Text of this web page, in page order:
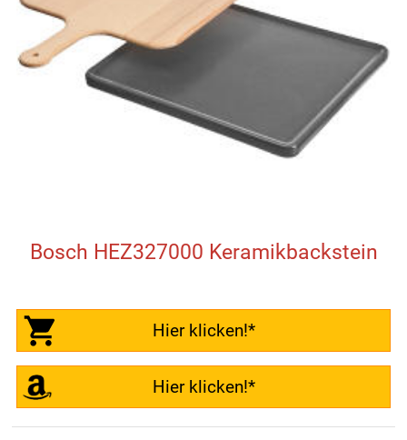
Bosch HEZ327000 Keramikbackstein
Hier klicken!*
Hier klicken!*